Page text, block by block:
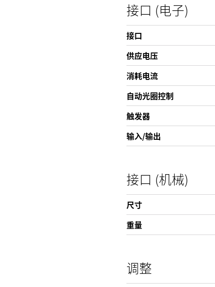
接口 (电子)
接口
供应电压
消耗电流
自动光圈控制
触发器
输入/输出
接口 (机械)
尺寸
重量
调整